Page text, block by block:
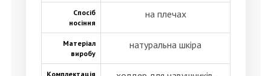
Спосіб
носіння
на плечах
Матеріал
виробу
натуральна шкіра
Комплектація